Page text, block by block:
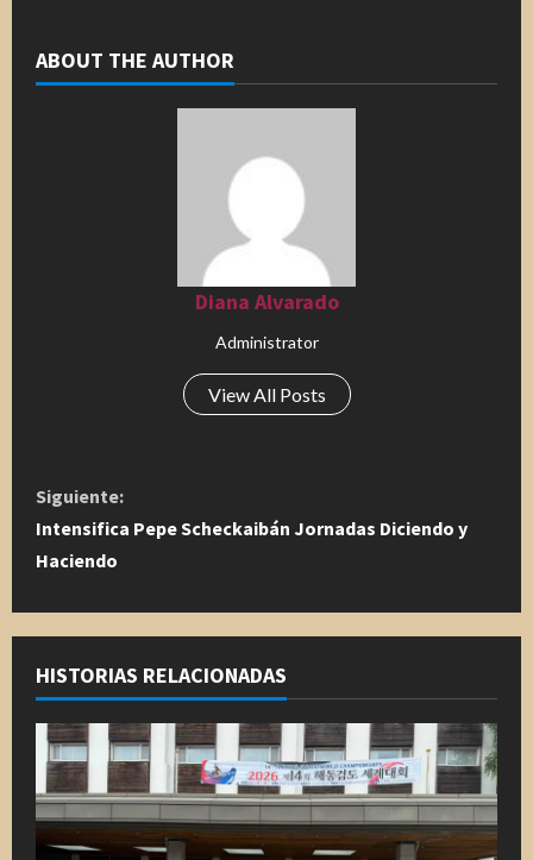
ABOUT THE AUTHOR
Diana Alvarado
Administrator
View All Posts
S
i
u
e
l
e
y
Siguiente:
Intensifica Pepe Scheckaibán Jornadas Diciendo y
Haciendo
HISTORIAS RELACIONADAS